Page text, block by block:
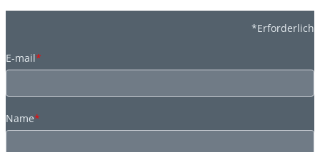
*Erforderlich
E-mail*
Name*